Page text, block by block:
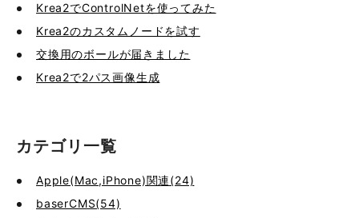
Krea2でControlNetを使ってみた
Krea2のカスタムノードを試す
交換用のボールが届きました
Krea2で2パス画像生成
カテゴリ一覧
Apple(Mac,iPhone)関連(24)
baserCMS(54)